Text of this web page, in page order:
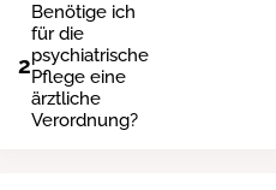
2
Benötige ich
für die
psychiatrische
Pflege eine
ärztliche
Verordnung?